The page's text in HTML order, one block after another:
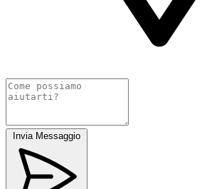
Invia Messaggio